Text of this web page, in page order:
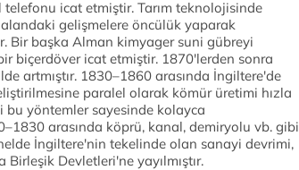
icat etmiştir. Tarım teknolojisinde
gelişmelere öncülük yaparak
Bir başka Alman kimyager suni gübreyi
biçerdöver icat etmiştir. 1870'lerden sonra
artmıştır. 1830–1860 arasında İngiltere'de
paralel olarak kömür üretimi hızla
bu yöntemler sayesinde kolayca
arasında köprü, kanal, demiryolu vb. gibi
İngiltere'nin tekelinde olan sanayi devrimi,
Devletleri'ne yayılmıştır.